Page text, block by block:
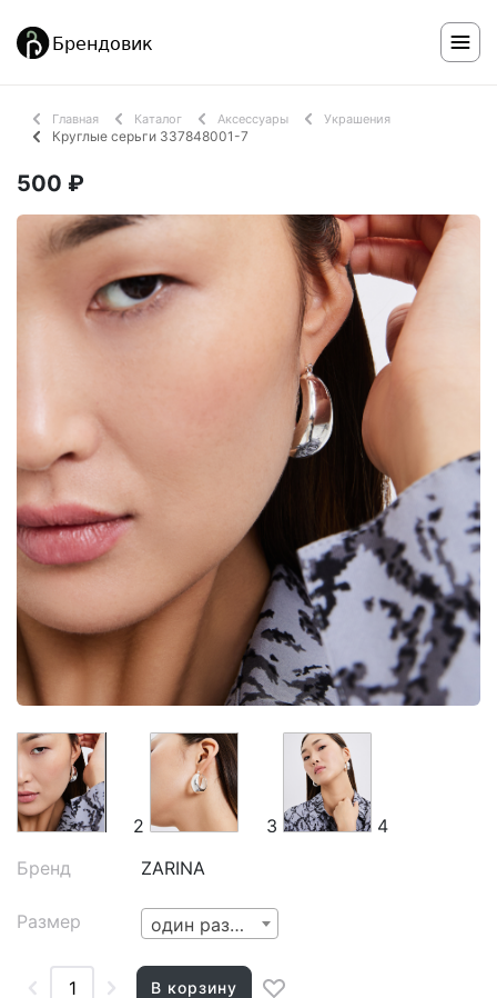
Главная Каталог Аксессуары Украшения
Круглые серьги 337848001-7
500 ₽
2 3
4
Бренд
ZARINA
Размер один размер
В корзину